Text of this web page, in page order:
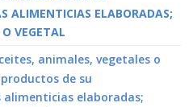
ALIMENTICIAS ELABORADAS;
VEGETAL
animales, vegetales o
de su
elaboradas;